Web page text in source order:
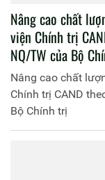
Nâng cao chất
viện Chính trị
NQ/TW của Bộ
Nâng cao chất
Chính trị CAND
Bộ Chính trị